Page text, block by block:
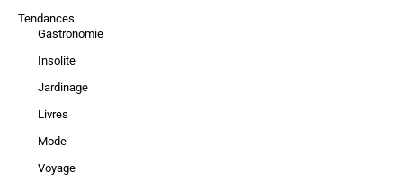
Tendances
Gastronomie
Insolite
Jardinage
Livres
Mode
Voyage